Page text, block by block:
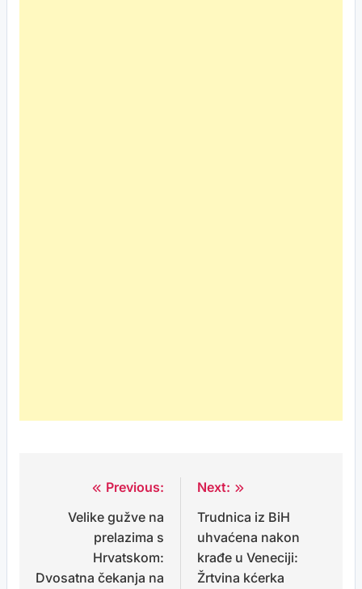
navigation
Previous:
Velike gužve na
prelazima s
Hrvatskom:
Dvosatna čekanja na
Next:
Trudnica iz BiH
uhvaćena nakon
krađe u Veneciji:
Žrtvina kćerka